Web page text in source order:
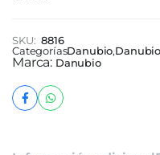
SKU: 8816
CategoríasDanubio,Danubio
Marca: Danubio